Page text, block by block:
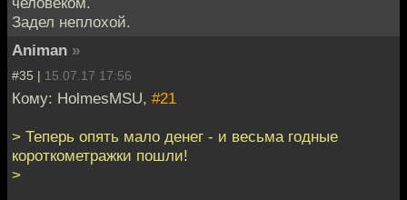
Задел неплохой.
Animan »
#35 | 15.07.17 17:56
Кому: HolmesMSU, #21
> Теперь опять мало денег - и весьма годные
короткометражки пошли!
>